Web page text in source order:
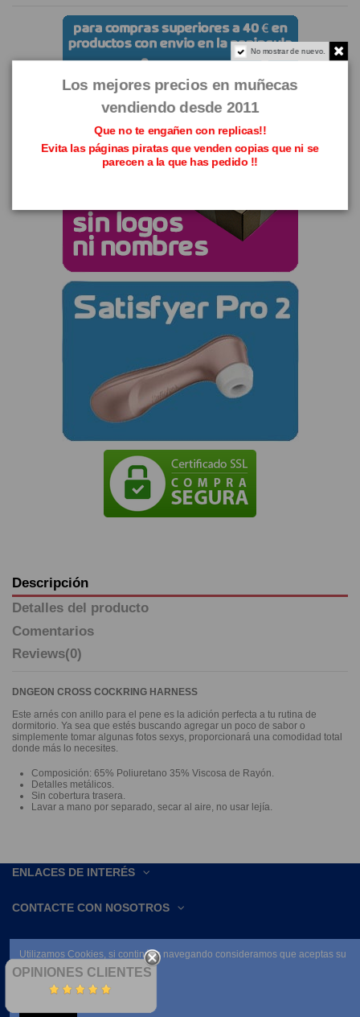
Descripción
Detalles del producto
Comentarios
Reviews(0)
DNGEON CROSS COCKRING HARNESS
Este arnés con anillo para el pene es la adición perfecta a tu rutina de
dormitorio. Ya sea que estés buscando agregar un poco de sabor o
simplemente tomar algunas fotos sexys, proporcionará una comodidad total
donde más lo necesites.
Composición: 65% Poliuretano 35% Viscosa de Rayón.
Detalles metálicos.
Sin cobertura trasera.
Lavar a mano por separado, secar al aire, no usar lejía.
ENLACES DE INTERÉS
CONTACTE CON NOSOTROS
OPINIONES CLIENTES
No mostrar de nuevo.
Los mejores precios en muñecas
vendiendo desde 2011
Que no te engañen con replicas!!
Evita las páginas piratas que venden copias que ni se
parecen a la que has pedido !!
Utilizamos Cookies, si continúas navegando consideramos que aceptas su
uso.
Leer condiciones